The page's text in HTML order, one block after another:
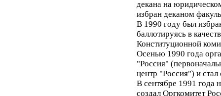
декана на
избран деканом
В 1990 году был
баллотируясь в
Конституционной
Осенью 1990 года
"Россия"
центр "Россия") и
В сентябре 1991 года
создал Оргкомитет